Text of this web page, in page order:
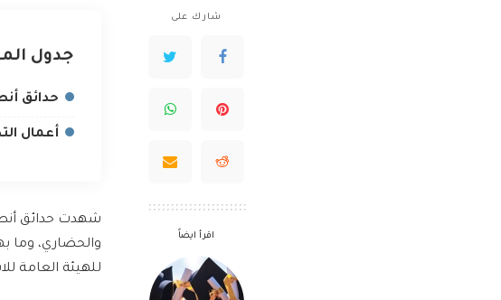
شارك على
اقرأ ايضاً
جدول
حدائق
أعمال
شهدت حدائق
للهيئة العامة